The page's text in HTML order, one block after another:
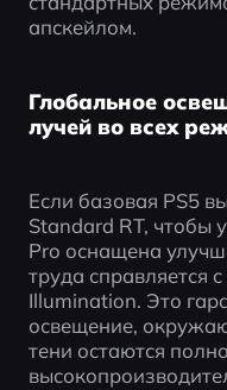
апскейлом.
Глобальное
лучей во всех
Если базовая PS5
Standard RT, чтобы
Pro оснащена
труда справляется
Illumination. Это
освещение,
тени остаются